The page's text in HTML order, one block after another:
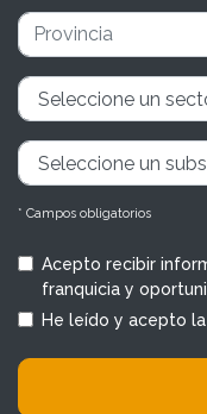
* Campos obligatorios
Acepto recibir
franquicia y
He leído y acepto la